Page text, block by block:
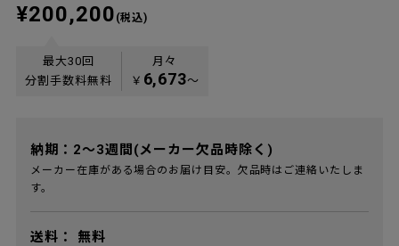
¥200,200 (税込)
最大30回
分割手数料無料
月々
￥ 6,673〜
納期：2～3週間(メーカー欠品時除く)
メーカー在庫がある場合のお届け目安。欠品時はご連絡いたしま
す。
送料： 無料